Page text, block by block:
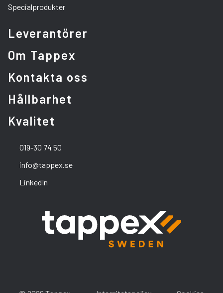
Specialprodukter
Leverantörer
Om Tappex
Kontakta oss
Hållbarhet
Kvalitet
019-30 74 50
info@tappex.se
LinkedIn